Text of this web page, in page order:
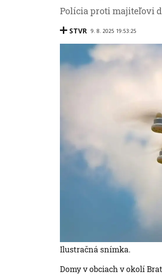
Polícia proti majiteľovi
STVR 9. 8. 2025 19:53:25
Ilustračná snímka.
Domy v obciach v okolí